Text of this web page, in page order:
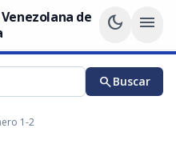
de
dark_mode menu
searchBuscar
1-2